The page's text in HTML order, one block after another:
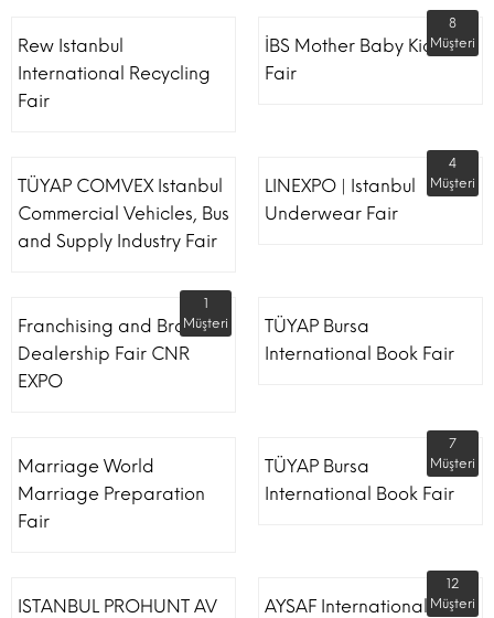
Rew Istanbul
International Recycling
Fair
İBS Mother Baby Kids
Fair
8
Müşteri
TÜYAP COMVEX Istanbul
Commercial Vehicles, Bus
and Supply Industry Fair
LINEXPO | Istanbul
Underwear Fair
4
Müşteri
Franchising and Brand
Dealership Fair CNR
EXPO
1
Müşteri
TÜYAP Bursa
International Book Fair
Marriage World
Marriage Preparation
Fair
TÜYAP Bursa
International Book Fair
7
Müşteri
ISTANBUL PROHUNT AV
AYSAF International Shoe
12
Müşteri